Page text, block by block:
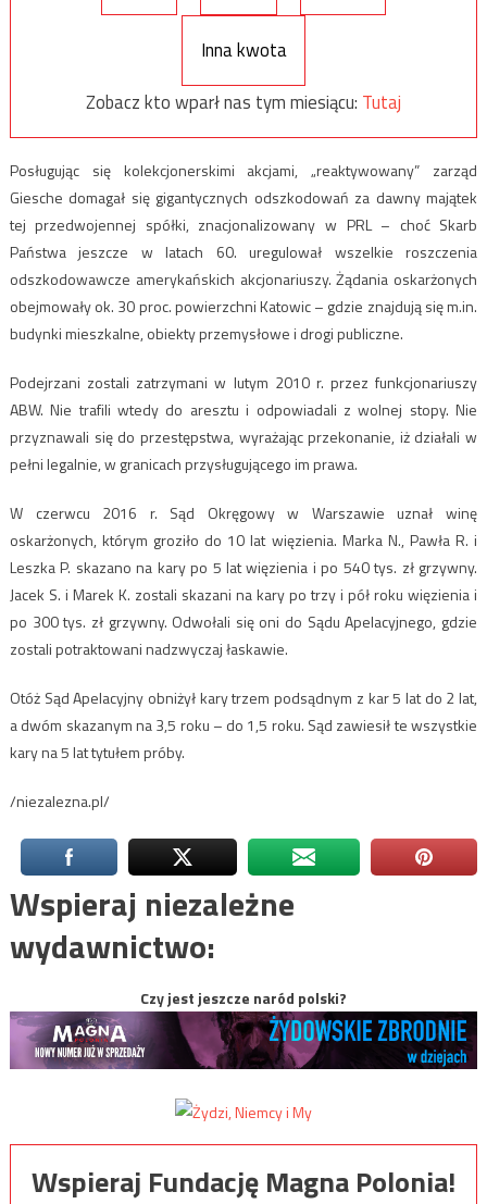
Inna kwota
Zobacz kto wparł nas tym miesiącu: Tutaj
Posługując się kolekcjonerskimi akcjami, „reaktywowany” zarząd
Giesche domagał się gigantycznych odszkodowań za dawny majątek
tej przedwojennej spółki, znacjonalizowany w PRL – choć Skarb
Państwa jeszcze w latach 60. uregulował wszelkie roszczenia
odszkodowawcze amerykańskich akcjonariuszy. Żądania oskarżonych
obejmowały ok. 30 proc. powierzchni Katowic – gdzie znajdują się m.in.
budynki mieszkalne, obiekty przemysłowe i drogi publiczne.
Podejrzani zostali zatrzymani w lutym 2010 r. przez funkcjonariuszy
ABW. Nie trafili wtedy do aresztu i odpowiadali z wolnej stopy. Nie
przyznawali się do przestępstwa, wyrażając przekonanie, iż działali w
pełni legalnie, w granicach przysługującego im prawa.
W czerwcu 2016 r. Sąd Okręgowy w Warszawie uznał winę
oskarżonych, którym groziło do 10 lat więzienia. Marka N., Pawła R. i
Leszka P. skazano na kary po 5 lat więzienia i po 540 tys. zł grzywny.
Jacek S. i Marek K. zostali skazani na kary po trzy i pół roku więzienia i
po 300 tys. zł grzywny. Odwołali się oni do Sądu Apelacyjnego, gdzie
zostali potraktowani nadzwyczaj łaskawie.
Otóż Sąd Apelacyjny obniżył kary trzem podsądnym z kar 5 lat do 2 lat,
a dwóm skazanym na 3,5 roku – do 1,5 roku. Sąd zawiesił te wszystkie
kary na 5 lat tytułem próby.
/niezalezna.pl/
Wspieraj niezależne
wydawnictwo:
Czy jest jeszcze naród polski?
Wspieraj Fundację Magna Polonia!